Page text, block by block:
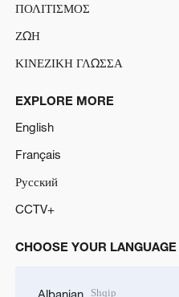
ΠΟΛΙΤΙΣΜΟΣ
ΖΩΗ
ΚΙΝΕΖΙΚΗ ΓΛΩΣΣΑ
EXPLORE MORE
English
Français
Русский
CCTV+
CHOOSE YOUR LANGUAGE
Albanian Shqip